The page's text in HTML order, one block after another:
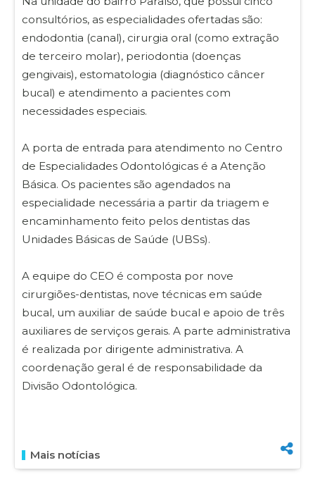
consultórios, as especialidades ofertadas são:
endodontia (canal), cirurgia oral (como extração
de terceiro molar), periodontia (doenças
gengivais), estomatologia (diagnóstico câncer
bucal) e atendimento a pacientes com
necessidades especiais.
A porta de entrada para atendimento no Centro
de Especialidades Odontológicas é a Atenção
Básica. Os pacientes são agendados na
especialidade necessária a partir da triagem e
encaminhamento feito pelos dentistas das
Unidades Básicas de Saúde (UBSs).
A equipe do CEO é composta por nove
cirurgiões-dentistas, nove técnicas em saúde
bucal, um auxiliar de saúde bucal e apoio de três
auxiliares de serviços gerais. A parte administrativa
é realizada por dirigente administrativa. A
coordenação geral é de responsabilidade da
Divisão Odontológica.
Mais notícias